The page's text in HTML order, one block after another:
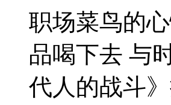
职场菜鸟的
品喝下去 与
代人的战斗